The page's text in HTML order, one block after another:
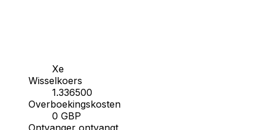
Xe
Wisselkoers
1.336500
Overboekingskosten
0 GBP